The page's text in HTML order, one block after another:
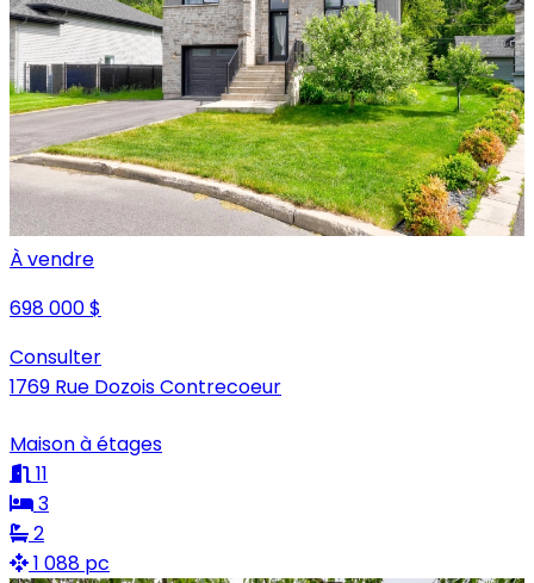
À vendre
698 000 $
Consulter
1769 Rue Dozois Contrecoeur
Maison à étages
11
3
2
1 088 pc